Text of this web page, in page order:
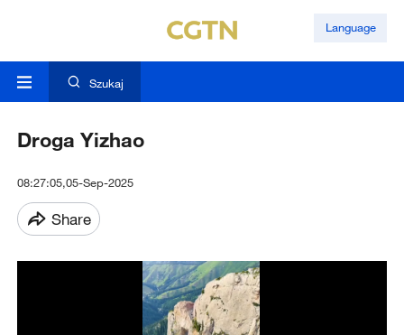
Language
Szukaj
Droga Yizhao
08:27:05,05-Sep-2025
Share